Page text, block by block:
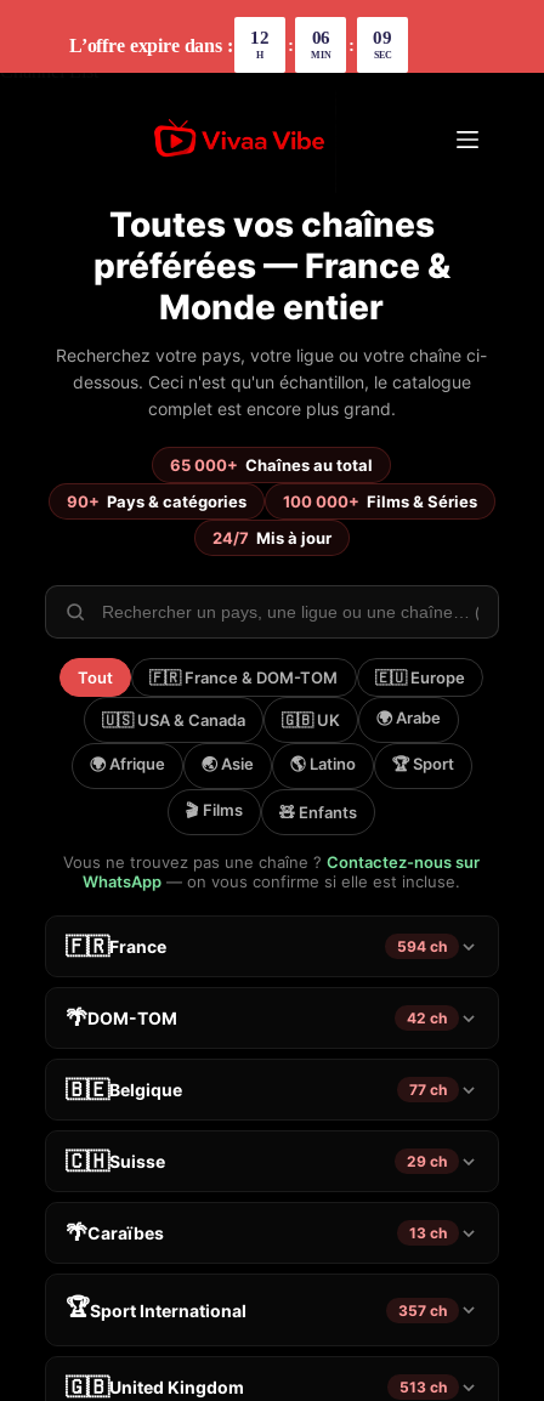
L’offre expire dans : 12
H
: 06
MIN
: 09
SEC
Channel List
Toutes vos chaînes
préférées — France &
Monde entier
Recherchez votre pays, votre ligue ou votre chaîne ci-
dessous. Ceci n'est qu'un échantillon, le catalogue
complet est encore plus grand.
65 000+ Chaînes au total
90+ Pays & catégories 100 000+ Films & Séries
24/7 Mis à jour
Tout 🇫🇷 France & DOM-TOM 🇪🇺 Europe
🇺🇸 USA & Canada 🇬🇧 UK 🌍 Arabe
🌍 Afrique 🌏 Asie 🌎 Latino 🏆 Sport
🎬 Films 🧸 Enfants
Vous ne trouvez pas une chaîne ?Contactez-nous sur
WhatsApp — on vous confirme si elle est incluse.
🇫🇷France 594 ch
🌴DOM-TOM 42 ch
🇧🇪Belgique 77 ch
🇨🇭Suisse 29 ch
🌴Caraïbes 13 ch
🏆Sport International 357 ch
🇬🇧United Kingdom 513 ch